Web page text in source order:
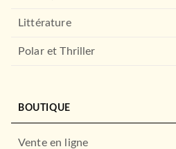
HACHETTE ÉDUCATION
Littérature
Polar et Thriller
BOUTIQUE
Vente en ligne